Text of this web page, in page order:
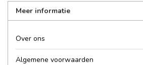
Meer informatie
Over ons
Algemene voorwaarden